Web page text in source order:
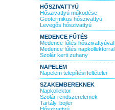
HŐSZIVATTYÚ
Hőszivattyú működése
Geotermikus hőszivattyú
Levegős hőszivattyú
MEDENCE FŰTÉS
Medence fűtés hőszivattyúval
Medence fűtés napkollektorral
Szolár kerti zuhany
NAPELEM
Napelem telepítési feltételei
SZAKEMBEREKNEK
Napkollektor
Szolár rendszerelemek
Tartály, bojler